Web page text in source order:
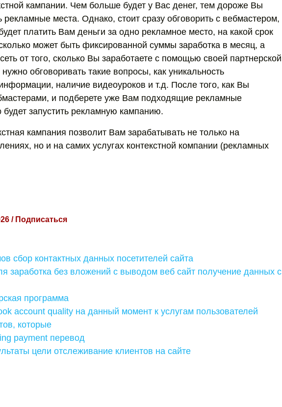
кампании. Чем больше будет у Вас денег, тем дороже Вы
рекламные места. Однако, стоит сразу обговорить с вебмастером,
платить Вам деньги за одно рекламное место, на какой срок
может быть фиксированной суммы заработка в месяц, а
от того, сколько Вы заработаете с помощью своей партнерской
обговоривать такие вопросы, как уникальность
наличие видеоуроков и т.д. После того, как Вы
и подберете уже Вам подходящие рекламные
запустить рекламную кампанию.
кампания позволит Вам зарабатывать не только на
но и на самих услугах контекстной компании (рекламных
/ Подписаться
сбор контактных данных посетителей сайта
заработка без вложений с выводом веб сайт получение данных с
программа
account quality на данный момент к услугам пользователей
которые
payment перевод
цели отслеживание клиентов на сайте